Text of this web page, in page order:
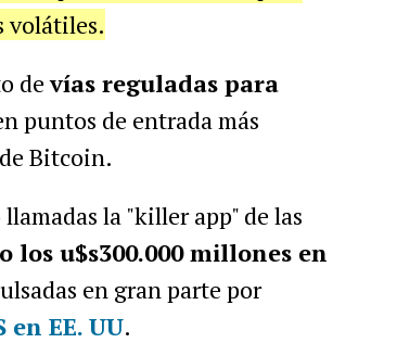
volátiles.
devías reguladas para
puntos de entrada más
Bitcoin.
la "killer app" de las
los u$s300.000 millones en
en gran parte por
en EE. UU.